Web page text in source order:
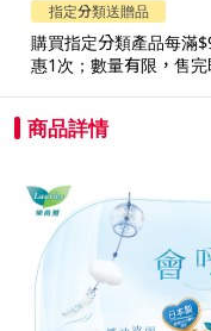
指定分類送贈品
購買指定分類產品每滿
惠1次；數量有限，售完
商品詳情